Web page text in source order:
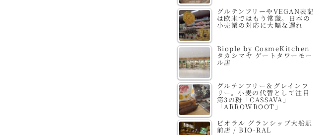
グルテンフリーやVEGAN表記
は欧米ではもう常識。日本の
小売業の対応に大幅な遅れ
Biople by CosmeKitchen
タカシマヤ ゲートタワーモー
ル店
グルテンフリー＆グレインフ
リー。小麦の代替として注目
第3の粉「CASSAVA」
「ARROWROOT」
ビオラル グランシップ大船駅
前店 / BIO-RAL